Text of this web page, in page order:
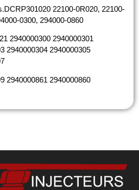
22100-0R020, 22100-
0300, 294000-0860
2940000300 2940000301
2940000304 2940000305
2940000861 2940000860